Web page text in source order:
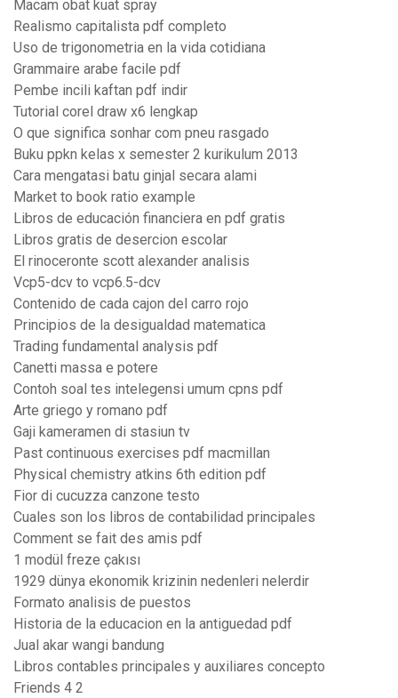
Macam obat kuat spray
Realismo capitalista pdf completo
Uso de trigonometria en la vida cotidiana
Grammaire arabe facile pdf
Pembe incili kaftan pdf indir
Tutorial corel draw x6 lengkap
O que significa sonhar com pneu rasgado
Buku ppkn kelas x semester 2 kurikulum 2013
Cara mengatasi batu ginjal secara alami
Market to book ratio example
Libros de educación financiera en pdf gratis
Libros gratis de desercion escolar
El rinoceronte scott alexander analisis
Vcp5-dcv to vcp6.5-dcv
Contenido de cada cajon del carro rojo
Principios de la desigualdad matematica
Trading fundamental analysis pdf
Canetti massa e potere
Contoh soal tes intelegensi umum cpns pdf
Arte griego y romano pdf
Gaji kameramen di stasiun tv
Past continuous exercises pdf macmillan
Physical chemistry atkins 6th edition pdf
Fior di cucuzza canzone testo
Cuales son los libros de contabilidad principales
Comment se fait des amis pdf
1 modül freze çakısı
1929 dünya ekonomik krizinin nedenleri nelerdir
Formato analisis de puestos
Historia de la educacion en la antiguedad pdf
Jual akar wangi bandung
Libros contables principales y auxiliares concepto
Friends 4 2